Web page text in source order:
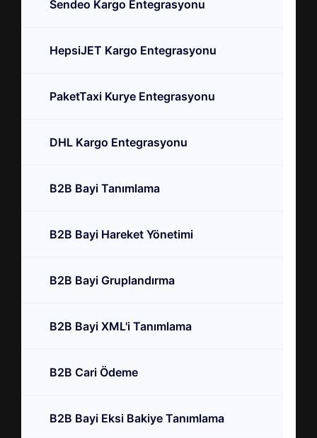
Sendeo Kargo Entegrasyonu
HepsiJET Kargo Entegrasyonu
PaketTaxi Kurye Entegrasyonu
DHL Kargo Entegrasyonu
B2B Bayi Tanımlama
B2B Bayi Hareket Yönetimi
B2B Bayi Gruplandırma
B2B Bayi XML'i Tanımlama
B2B Cari Ödeme
B2B Bayi Eksi Bakiye Tanımlama